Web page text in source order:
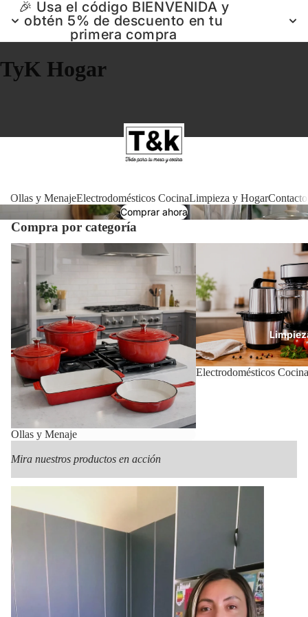
🎉 Usa el código BIENVENIDA y
obtén 5% de descuento en tu
primera compra
TyK Hogar
Ollas y MenajeElectrodomésticos CocinaLimpieza y HogarContacto
Comprar ahora
Compra por categoría
Ollas y Menaje
Ollas y Menaje
Electrodomésticos Cocina
Electrodomésticos Cocina
Mira nuestros productos en acción